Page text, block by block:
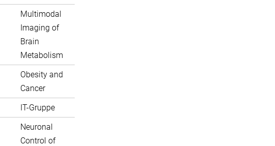
Multimodal
Imaging of
Brain
Metabolism
Obesity and
Cancer
IT-Gruppe
Neuronal
Control of